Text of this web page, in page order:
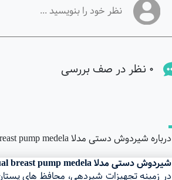
0 نظر در صف بررسی
درباره شیردوش دستی مدلا little hearts manual breast pump medela
شیردوش دستی مدلا little hearts manual breast pump medela